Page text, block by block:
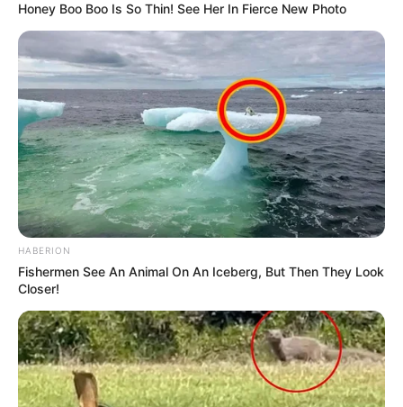
Honey Boo Boo Is So Thin! See Her In Fierce New Photo
HABERION
Fishermen See An Animal On An Iceberg, But Then They Look
Closer!